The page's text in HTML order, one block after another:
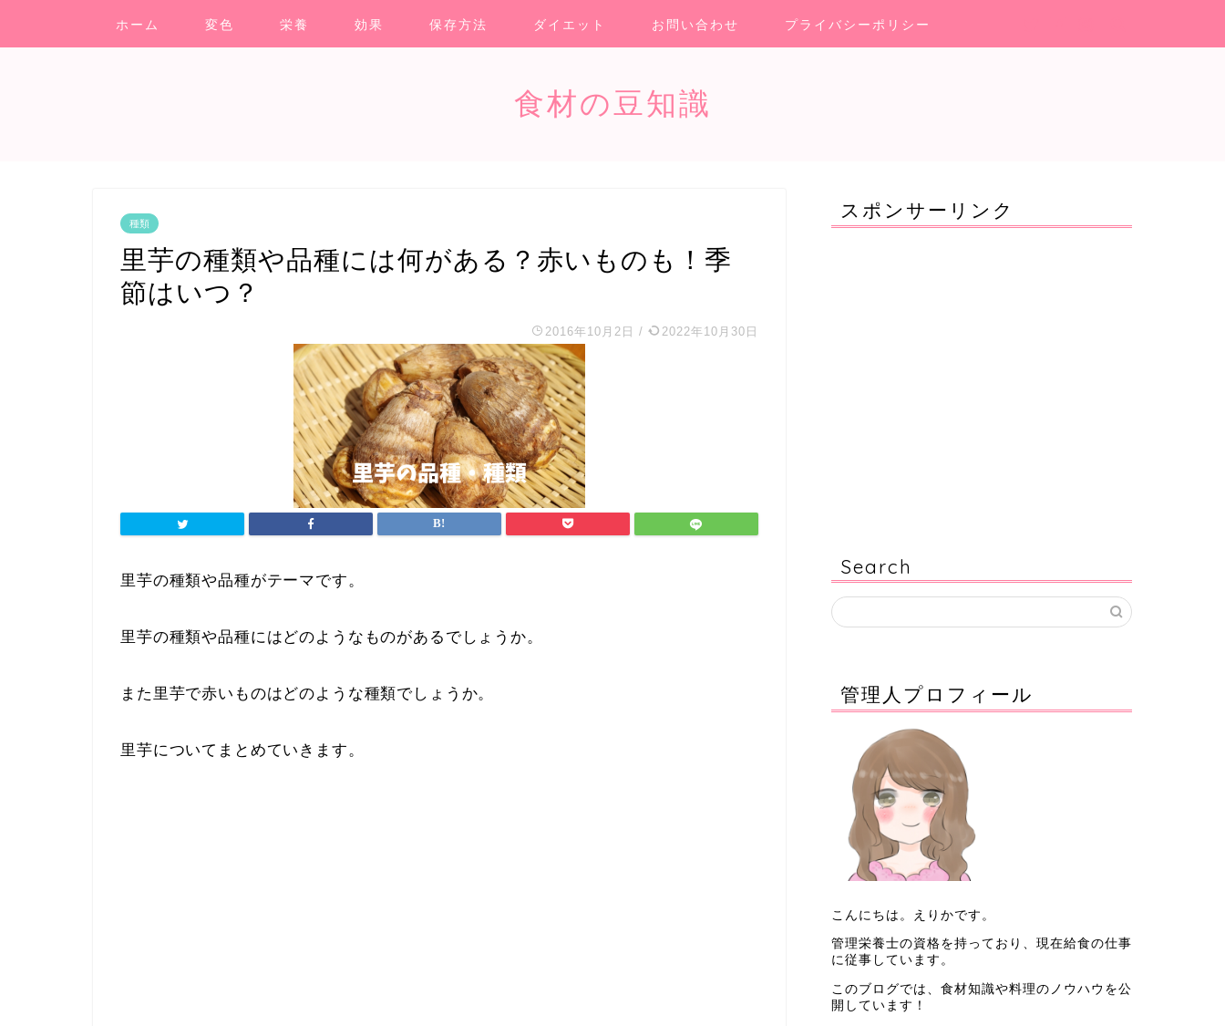
ホーム 変色 栄養 効果 保存方法 ダイエット お問い合わせ プライバシーポリシー
食材の豆知識
種類
里芋の種類や品種には何がある？赤いものも！季
節はいつ？
2016年10月2日 / 2022年10月30日
里芋の種類や品種がテーマです。
里芋の種類や品種にはどのようなものがあるでしょうか。
また里芋で赤いものはどのような種類でしょうか。
里芋についてまとめていきます。
スポンサーリンク
Search
管理人プロフィール
こんにちは。えりかです。
管理栄養士の資格を持っており、現在給食の仕事
に従事しています。
このブログでは、食材知識や料理のノウハウを公
開しています！